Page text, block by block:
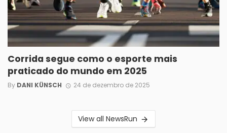
Corrida segue como o esporte mais
praticado do mundo em 2025
By DANI KÜNSCH 24 de dezembro de 2025
View all NewsRun